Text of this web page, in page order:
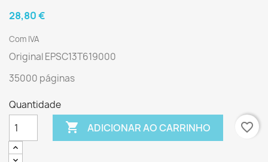
28,80 €
Com IVA
Original EPSC13T619000
35000 páginas
Quantidade
 ADICIONAR AO CARRINHO favorite_border